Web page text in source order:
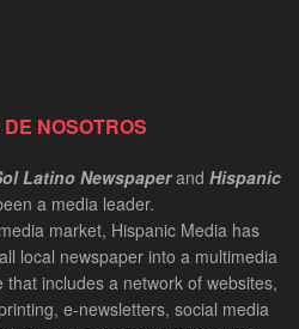
NOSOTROS
Latino Newspaperand Hispanic
a media leader.
market, Hispanic Media has
local newspaper into a multimedia
includes a network of websites,
e-newsletters, social media